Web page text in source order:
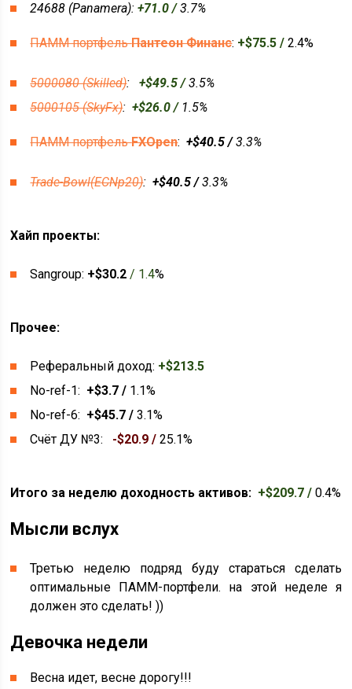
24688 (Panamera):+71.0 /3.7%
ПАММ портфельПантеон Финанс: +$75.5 /2.4%
5000080 (Skilled): +$49.5 /3.5%
5000105 (SkyFx):+$26.0 / 1.5%
ПАММ портфельFXOpen:+$40.5 /3.3%
Trade-Bowl(ECNp20):+$40.5 /3.3%
Хайп проекты:
Sangroup: +$30.2 / 1.4%
Прочее:
Реферальный доход: +$213.5
No-ref-1: +$3.7 / 1.1%
No-ref-6: +$45.7 / 3.1%
Счёт ДУ №3:
-$20.9 /25.1%
Итого за неделю доходность активов: +$209.7 / 0.4%
Мысли вслух
Третью неделю подряд буду стараться сделать
оптимальные ПАММ-портфели. на этой неделе я
должен это сделать! ))
Девочка недели
Весна идет, весне дорогу!!!